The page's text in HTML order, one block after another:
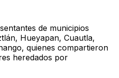
de municipios
Hueyapan, Cuautla,
quienes compartieron
heredados por